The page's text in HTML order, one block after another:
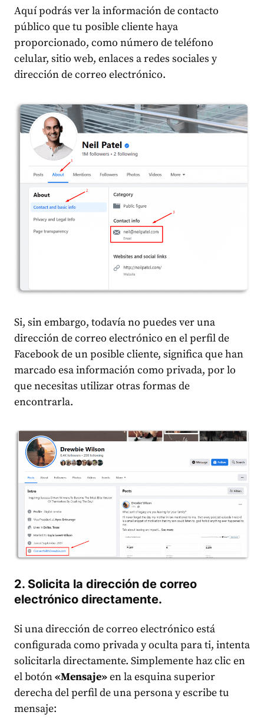
Aquí podrás ver la información de contacto
público que tu posible cliente haya
proporcionado, como número de teléfono
celular, sitio web, enlaces a redes sociales y
dirección de correo electrónico.
Si, sin embargo, todavía no puedes ver una
dirección de correo electrónico en el perfil de
Facebook de un posible cliente, significa que han
marcado esa información como privada, por lo
que necesitas utilizar otras formas de
encontrarla.
2. Solicita la dirección de correo
electrónico directamente.
Si una dirección de correo electrónico está
configurada como privada y oculta para ti, intenta
solicitarla directamente. Simplemente haz clic en
el botón«Mensaje»en la esquina superior
derecha del perfil de una persona y escribe tu
mensaje: